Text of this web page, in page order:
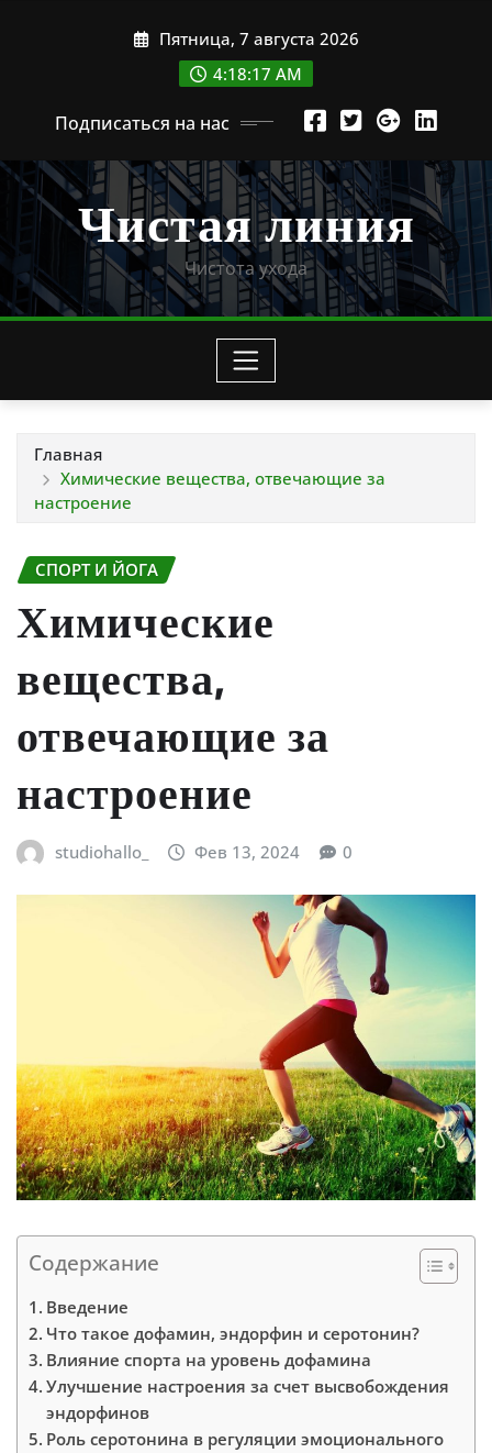
Пятница, 7 августа 2026
4:18:18 AM
Подписаться на нас
Чистая линия
Чистота ухода
Главная
Химические вещества, отвечающие за
настроение
СПОРТ И ЙОГА
Химические
вещества,
отвечающие за
настроение
studiohallo_ Фев 13, 2024 0
Содержание
Введение
Что такое дофамин, эндорфин и серотонин?
Влияние спорта на уровень дофамина
Улучшение настроения за счет высвобождения
эндорфинов
Роль серотонина в регуляции эмоционального